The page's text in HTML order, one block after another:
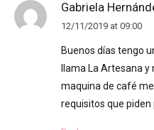
Gabriela
12/11/2019 at 09:00
Buenos días tengo
llama La Artesana
maquina de café
requisitos que